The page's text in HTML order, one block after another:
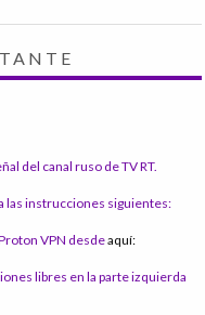
del canal ruso de TV RT.
las instrucciones siguientes:
VPN desdeaquí:
libres en la parte izquierda